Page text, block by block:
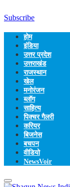
Subscribe
होम
इंडिया
उत्तर प्रदेश
उत्तराखंड
राजस्थान
खेल
मनोरंजन
ब्लॉग
साहित्य
पिक्चर गैलरी
करियर
बिजनेस
बचपन
वीडियो
NewsVoir